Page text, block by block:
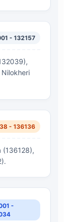
- 132157
- 136136
(136128),
-